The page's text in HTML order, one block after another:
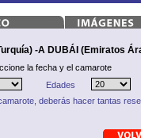
-A DUBÁI (Emiratos
la fecha y el camarote
Edades
deberás hacer tantas